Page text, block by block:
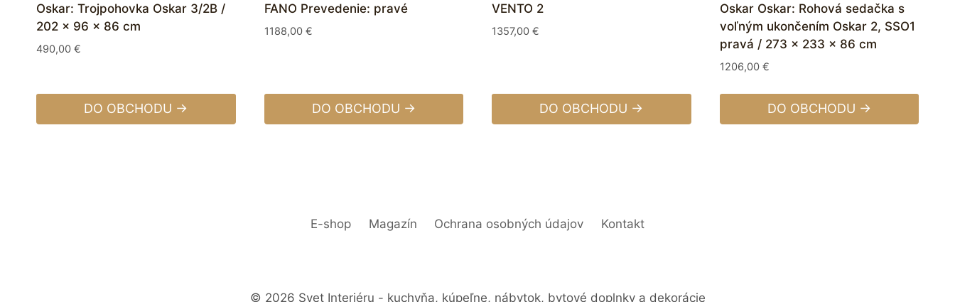
Oskar: Trojpohovka Oskar 3/2B /
202 x 96 x 86 cm
490,00 €
DO OBCHODU →
FANO Prevedenie: pravé
1188,00 €
DO OBCHODU →
VENTO 2
1357,00 €
DO OBCHODU →
Oskar Oskar: Rohová sedačka s
voľným ukončením Oskar 2, SSO1
pravá / 273 x 233 x 86 cm
1206,00 €
DO OBCHODU →
E-shop Magazín Ochrana osobných údajov Kontakt
© 2026 Svet Interiéru - kuchyňa, kúpeľne, nábytok, bytové doplnky a dekorácie